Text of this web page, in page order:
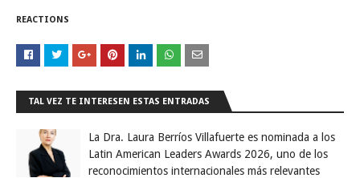
REACTIONS
TAL VEZ TE INTERESEN ESTAS ENTRADAS
La Dra. Laura Berríos Villafuerte es nominada a los
Latin American Leaders Awards 2026, uno de los
reconocimientos internacionales más relevantes